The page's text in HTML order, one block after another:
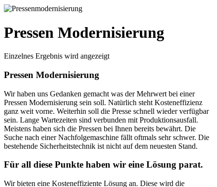
Pressen Modernisierung
Einzelnes Ergebnis wird angezeigt
Pressen Modernisierung
Wir haben uns Gedanken gemacht was der Mehrwert bei einer
Pressen Modernisierung sein soll. Natürlich steht Kosteneffizienz
ganz weit vorne. Weiterhin soll die Presse schnell wieder verfügbar
sein. Lange Wartezeiten sind verbunden mit Produktionsausfall.
Meistens haben sich die Pressen bei Ihnen bereits bewährt. Die
Suche nach einer Nachfolgemaschine fällt oftmals sehr schwer. Die
bestehende Sicherheitstechnik ist nicht auf dem neuesten Stand.
Für all diese Punkte haben wir eine Lösung parat.
Wir bieten eine Kosteneffiziente Lösung an. Diese wird die